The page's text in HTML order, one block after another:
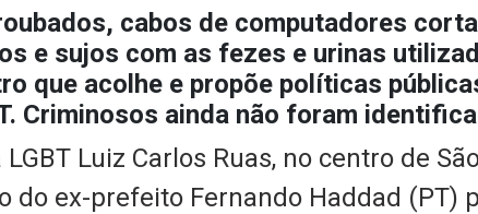
cabos de computadores
e sujos com as fezes e urinas
que acolhe e propõe políticas
Criminosos ainda não foram
Luiz Carlos Ruas, no centro de
do ex-prefeito Fernando Haddad (PT)